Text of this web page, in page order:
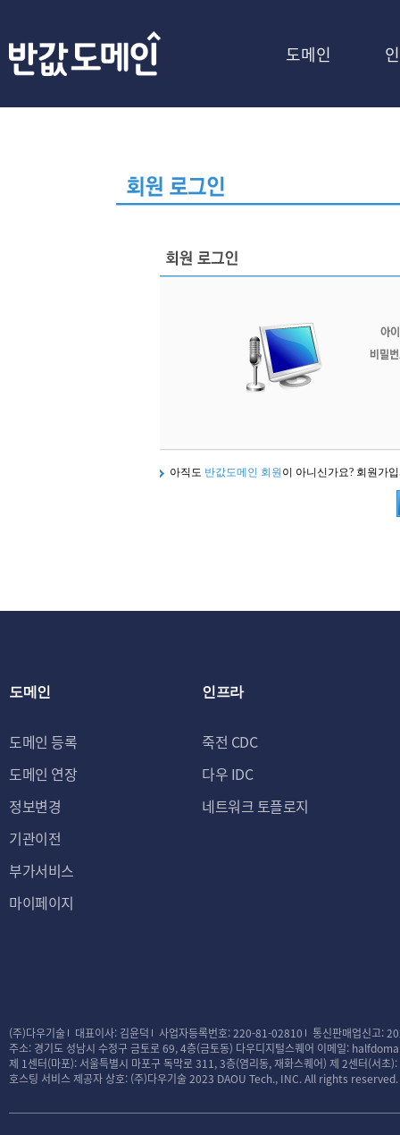
도메인
아직도 반값도메인 회원 이 아니신가요? 회원가
도메인
도메인 등록
도메인 연장
정보변경
기관이전
부가서비스
마이페이지
인프라
죽전 CDC
다우 IDC
네트워크 토플로지
(주)다우기술 대표이사: 김윤덕 사업자등록번호: 220-81-02810
통신판매업신고:
주소: 경기도 성남시 수정구 금토로 69, 4층(금토동) 다우디지털스퀘어 이메일:
제 1센터(마포): 서울특별시 마포구 독막로 311, 3층(염리동, 재화스퀘어) 제 2센터(서초
호스팅 서비스 제공자 상호: (주)다우기술2023 DAOU Tech., INC. All rights reserved.